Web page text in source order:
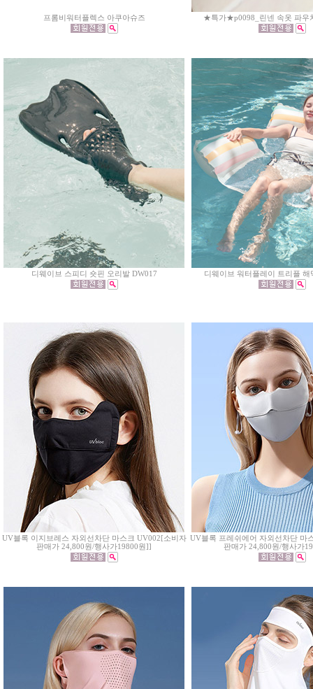
프롬비워터플렉스 아쿠아슈즈 ★특가★p0098_린넨 속옷 파우
디웨이브 스피디 숏핀 오리발 DW017 디웨이브 워터플레이 트리플 해
UV블록 이지브레스 자외선차단 마스크 UV002[소비자
판매가 24,800원/행사가19800원]]
UV블록 프레쉬에어 자외선차단 마
판매가 24,800원/행사가